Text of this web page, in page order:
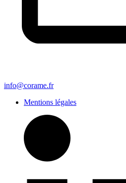
info@corame.fr
Mentions légales